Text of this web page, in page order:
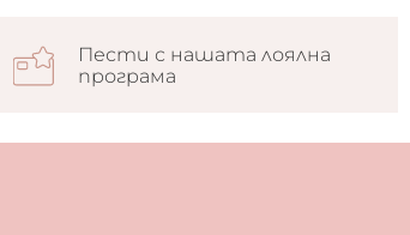
Пести с нашата лоялна
програма